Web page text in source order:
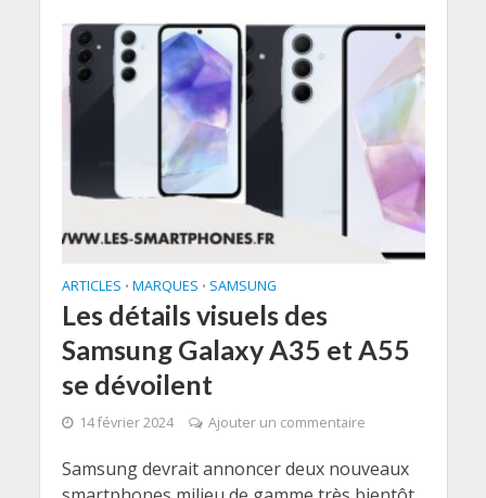
ARTICLES • MARQUES • SAMSUNG
Les détails visuels des
Samsung Galaxy A35 et A55
se dévoilent
14 février 2024 Ajouter un commentaire
Samsung devrait annoncer deux nouveaux